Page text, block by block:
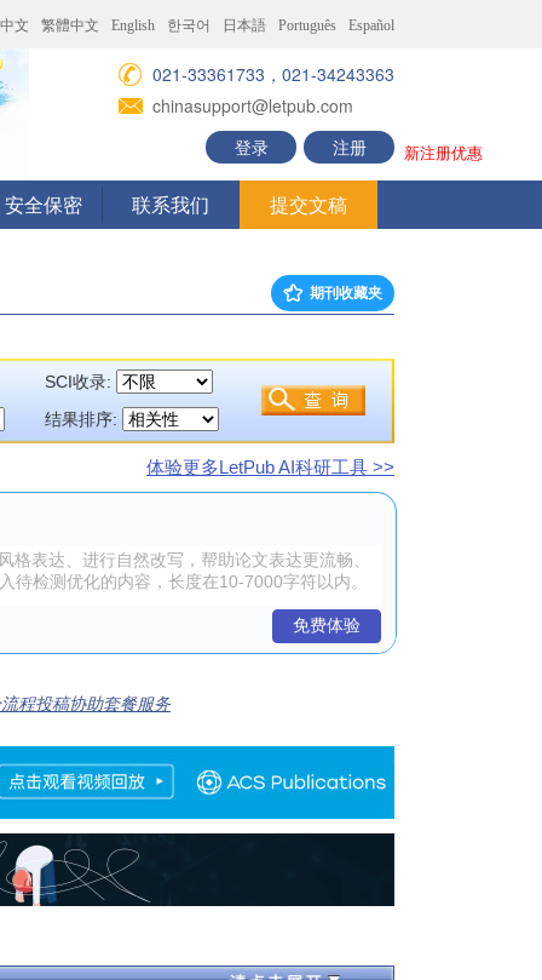
中文 繁體中文 English 한국어 日本語 Português Español
021-33361733，021-34243363
chinasupport@letpub.com
登录
注册 新注册优惠
安全保密 联系我们 提交文稿
期刊收藏夹
SCI收录:
结果排序:
体验更多LetPub AI科研工具 >>
免费体验
流程投稿协助套餐服务